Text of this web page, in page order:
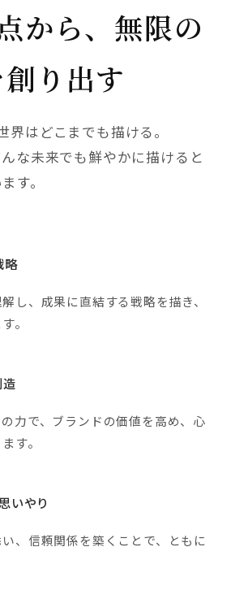
から、無限の
り出す
界はどこまでも描ける。
な未来でも鮮やかに描けると
す。
し、成果に直結する戦略を描き、
。
力で、ブランドの価値を高め、心
す。
いやり
、信頼関係を築くことで、ともに